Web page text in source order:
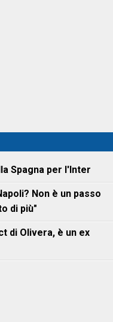
Spagna per l'Inter
Non è un passo
di più"
di Olivera, è un ex